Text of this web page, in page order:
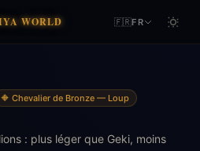
WORLD 🇫🇷FR
🔶 Chevalier de Bronze — Loup
: plus léger que Geki, moins